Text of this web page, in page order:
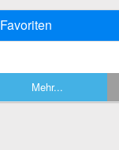
Favoriten
Mehr...